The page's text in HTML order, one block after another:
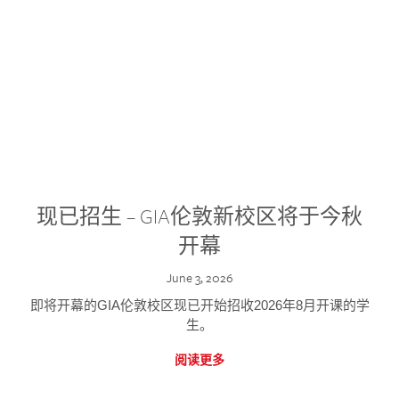
现已招生 – GIA伦敦新校区将于今秋
开幕
June 3, 2026
即将开幕的GIA伦敦校区现已开始招收2026年8月开课的学
生。
阅读更多